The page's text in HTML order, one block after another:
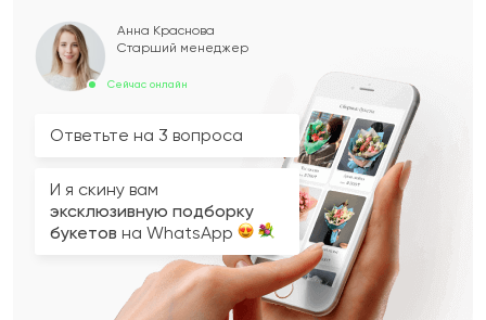
Сейчас онлайн
Анна Краснова
Старший менеджер
Ответьте на 3 вопроса
И я скину вам
эксклюзивную подборку
букетов на WhatsApp